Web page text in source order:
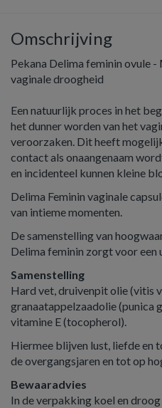
Omschrijving
Pekana Delima feminin ovule
vaginale droogheid
Een natuurlijk proces in het
het dunner worden van het
veroorzaken. Dit heeft
contact als onaangenaam
en incidenteel kunnen kleine
Delima Feminin vaginale
van intieme momenten.
De samenstelling van
Delima feminin zorgt voor
Samenstelling
Hard vet, druivenpit olie (vitis
granaatappelzaadolie (punica
vitamine E (tocopherol).
Hiermee blijven lust, liefde en
de overgangsjaren en tot op
Bewaaradvies
In de verpakking koel en